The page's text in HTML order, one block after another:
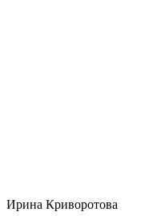
Ирина Криворотова